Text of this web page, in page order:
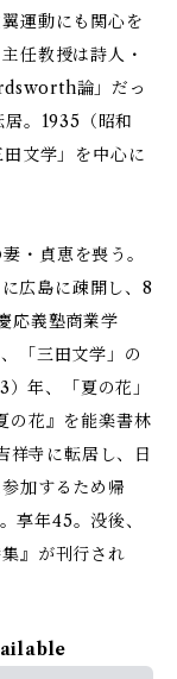
運動にも関心を
任教授は詩人・
論」だっ
。1935（昭和
文学」を中心に
・貞恵を喪う。
広島に疎開し、8
応義塾商業学
「三田文学」の
年、「夏の花」
の花』を能楽書林
祥寺に転居し、日
加するため帰
享年45。没後、
』が刊行され